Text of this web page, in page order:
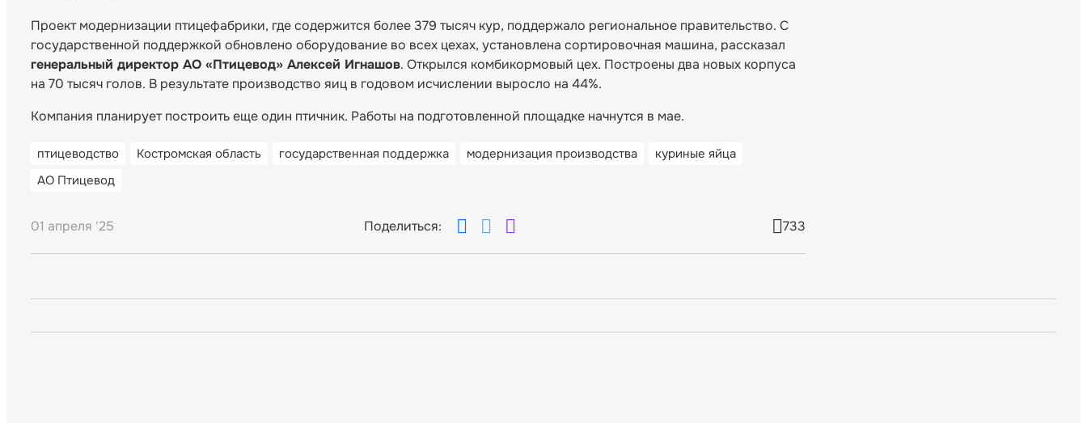
Проект модернизации птицефабрики, где содержится более 379 тысяч кур, поддержало региональное правительство. С
государственной поддержкой обновлено оборудование во всех цехах, установлена сортировочная машина, рассказал
генеральный директор АО «Птицевод» Алексей Игнашов. Открылся комбикормовый цех. Построены два новых корпуса
на 70 тысяч голов. В результате производство яиц в годовом исчислении выросло на 44%.
Компания планирует построить еще один птичник. Работы на подготовленной площадке начнутся в мае.
птицеводство Костромская область государственная поддержка модернизация производства
куриные яйца
АО Птицевод
01 апреля '25 Поделиться: 733